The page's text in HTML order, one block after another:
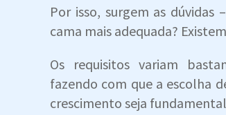
Por isso, surgem as dúvidas
cama mais adequada?
Os requisitos variam
fazendo com que a escolha
crescimento seja